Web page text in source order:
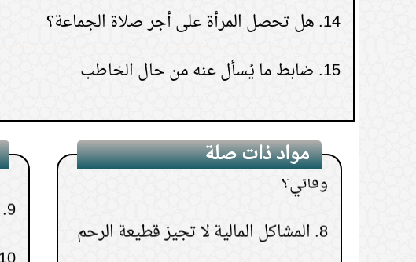
15. ضابط ما يُسأل عنه من حال الخاطب
مواد ذات صلة
بدينه
6. تحديد جنس الجنين
7. هل يجوز استئصال الثدي كعلاج
وقائي؟
8. المشاكل المالية لا تجيز قطيعة الرحم
9. الغش في الاختبارات والواجبات
8.
9.
10.